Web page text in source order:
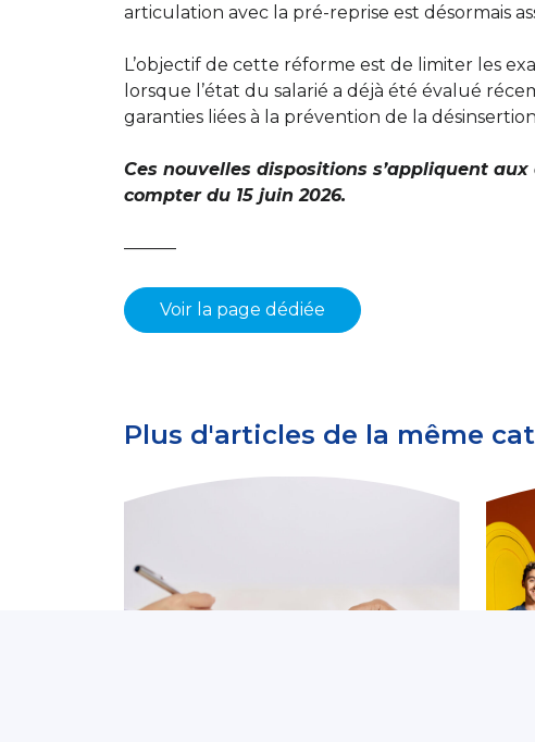
articulation avec la pré-reprise est désormais
L’objectif de cette réforme est de limiter les
lorsque l’état du salarié a déjà été évalué
garanties liées à la prévention de la
Ces nouvelles dispositions s’appliquent
compter du 15 juin 2026.
———
Voir la page dédiée
Plus d'articles de la même